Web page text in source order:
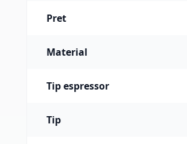
Putere consumata: 1.850 W
Pret
Material
Tip espressor
Tip